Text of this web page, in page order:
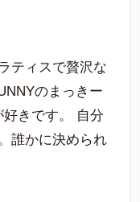
ティスで贅沢な
のまっきー
きです。 自分
誰かに決められ